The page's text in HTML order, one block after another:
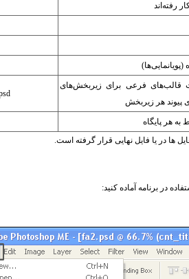
رفته‌اند
قالب‌های فرعی برای زیربخش‌های
پیوند هر زیربخش
به هر پایگاه
در برنامه آماده کنید: